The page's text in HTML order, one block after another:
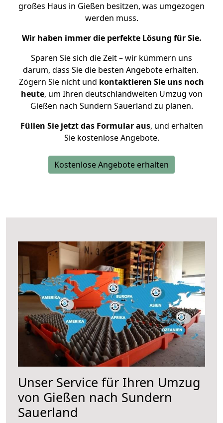
großes Haus in Gießen besitzen, was umgezogen
werden muss.
Wir haben immer die perfekte Lösung für Sie.
Sparen Sie sich die Zeit – wir kümmern uns
darum, dass Sie die besten Angebote erhalten.
Zögern Sie nicht und kontaktieren Sie uns noch
heute, um Ihren deutschlandweiten Umzug von
Gießen nach Sundern Sauerland zu planen.
Füllen Sie jetzt das Formular aus, und erhalten
Sie kostenlose Angebote.
Kostenlose Angebote erhalten
Unser Service für Ihren Umzug
von Gießen nach Sundern
Sauerland